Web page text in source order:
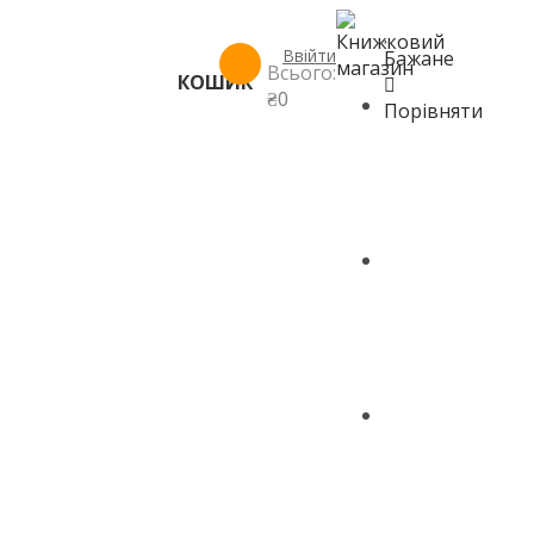
Ввійти
ГОЛОВНА
Бажане
Порівняти
КОШИК Всього:
₴0